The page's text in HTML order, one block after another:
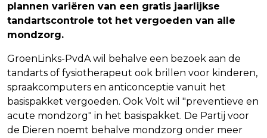
plannen variëren van een gratis jaarlijkse
tandartscontrole tot het vergoeden van alle
mondzorg.
GroenLinks-PvdA wil behalve een bezoek aan de
tandarts of fysiotherapeut ook brillen voor kinderen,
spraakcomputers en anticonceptie vanuit het
basispakket vergoeden. Ook Volt wil "preventieve en
acute mondzorg" in het basispakket. De Partij voor
de Dieren noemt behalve mondzorg onder meer